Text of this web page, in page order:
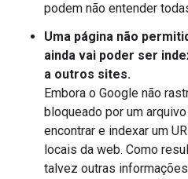
podem não entender
Uma página não
ainda vai poder ser
a outros sites.
Embora o Google não
bloqueado por um
encontrar e indexar um
locais da web. Como
talvez outras